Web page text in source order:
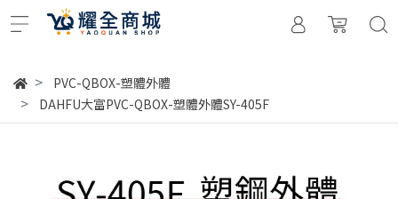
PVC-QBOX-塑體外體
DAHFU大富PVC-QBOX-塑體外體SY-405F